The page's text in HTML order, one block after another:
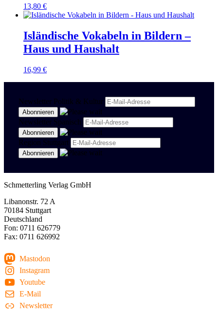
13,80 €
Isländische Vokabeln in Bildern –
Haus und Haushalt
16,99 €
Newsletter Politik & Kultur
Newsletter Spanisch
Region Stuttgart
Schmetterling Verlag GmbH
Libanonstr. 72 A
70184 Stuttgart
Deutschland
Fon: 0711 626779
Fax: 0711 626992
Mastodon
Instagram
Youtube
E-Mail
Newsletter